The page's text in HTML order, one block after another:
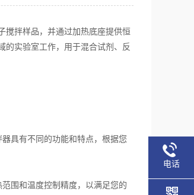
拌样品，并通过加热底座提供恒
的实验室工作，用于混合试剂、反
具有不同的功能和特点，根据您
围和温度控制精度，以满足您的
电话